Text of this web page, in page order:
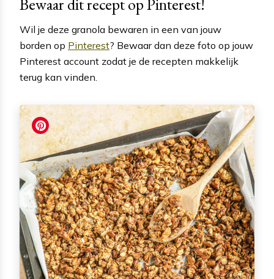
Wil je deze granola bewaren in een van jouw
borden op Pinterest? Bewaar dan deze foto op jouw
Pinterest account zodat je de recepten makkelijk
terug kan vinden.